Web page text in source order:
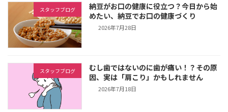
スタッフブログ
納豆がお口の健康に役立つ？今日から始
めたい、納豆でお口の健康づくり
2026年7月28日
スタッフブログ
むし歯ではないのに歯が痛い！？その原
因、実は「肩こり」かもしれません
2026年7月18日